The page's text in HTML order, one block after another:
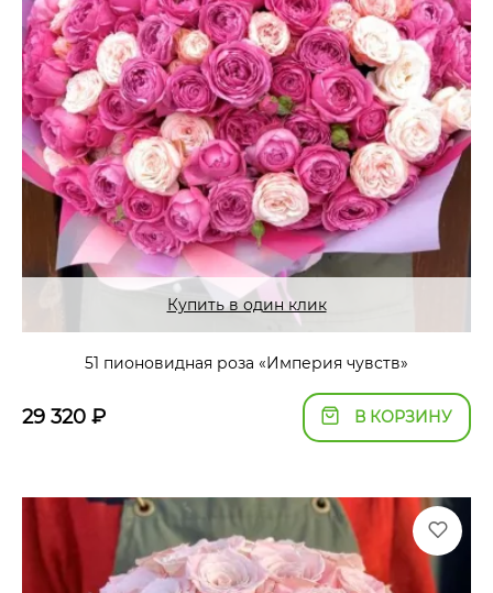
Купить в один клик
51 пионовидная роза «Империя чувств»
29 320 ₽ В КОРЗИНУ